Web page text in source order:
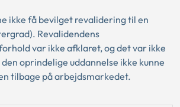
ikke få bevilget revalidering til en
Revalidendens
var ikke afklaret, og det var ikke
oprindelige uddannelse ikke kunne
tilbage på arbejdsmarkedet.